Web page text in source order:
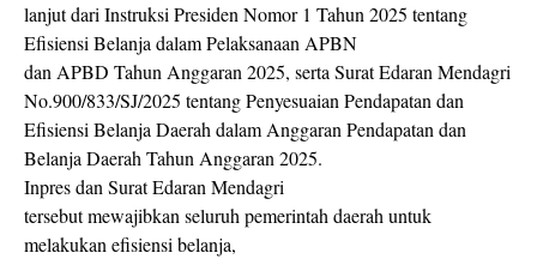
lanjut dari Instruksi Presiden Nomor 1 Tahun 2025 tentang
Efisiensi Belanja dalam Pelaksanaan APBN
dan APBD Tahun Anggaran 2025, serta Surat Edaran Mendagri
No.900/833/SJ/2025 tentang Penyesuaian Pendapatan dan
Efisiensi Belanja Daerah dalam Anggaran Pendapatan dan
Belanja Daerah Tahun Anggaran 2025.
Inpres dan Surat Edaran Mendagri
tersebut mewajibkan seluruh pemerintah daerah untuk
melakukan efisiensi belanja,